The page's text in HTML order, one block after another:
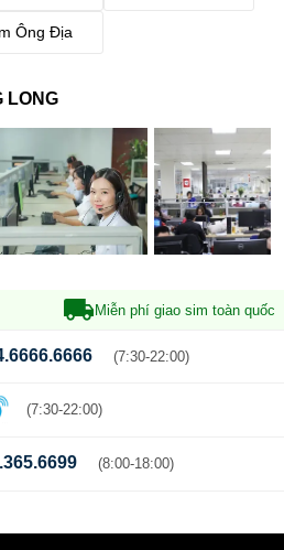
Ông Địa
LONG
Miễn phí giao sim toàn quốc
(7:30-22:00)
(7:30-22:00)
(8:00-18:00)